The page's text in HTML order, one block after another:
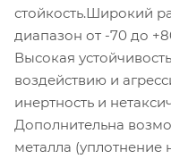
стойкость.Широкий
диапазон от -70 до
Высокая
воздействию и
инертность и
Дополнительна
металла (уплотнение